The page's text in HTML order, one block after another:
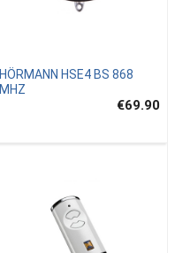
HÖRMANN HSE4 BS 868
MHZ
€69.90